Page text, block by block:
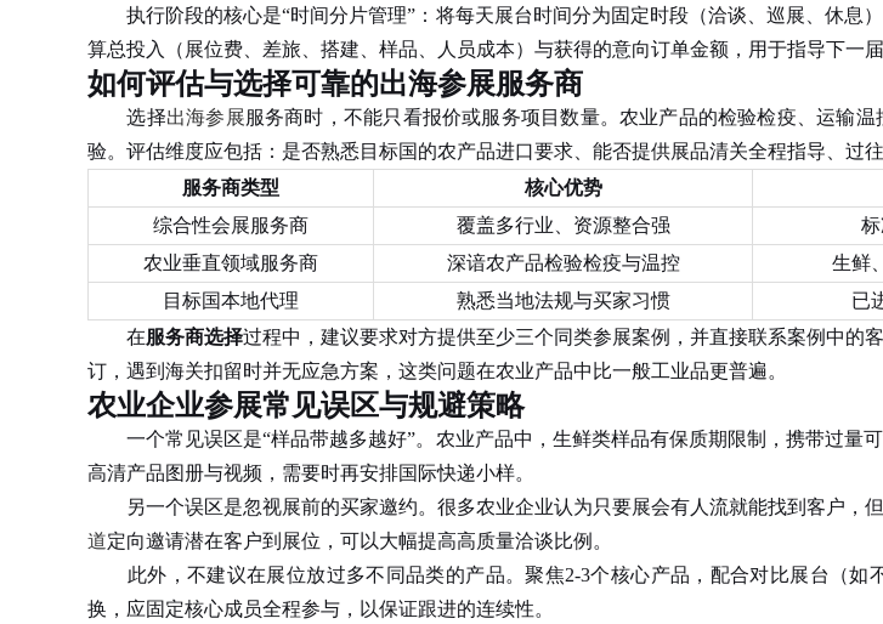
执行阶段的核心是“时间分片管理”：将每天展台时间分为固定时段（洽谈、巡展、休息
算总投入（展位费、差旅、搭建、样品、人员成本）与获得的意向订单金额，用于指导下一届
如何评估与选择可靠的出海参展服务商
选择出海参展服务商时，不能只看报价或服务项目数量。农业产品的检验检疫、运输
验。评估维度应包括：是否熟悉目标国的农产品进口要求、能否提供展品清关全程指导、过
服务商类型
核心优势
综合性会展服务商
覆盖多行业、资源整合强
农业垂直领域服务商
深谙农产品检验检疫与温控 生鲜
目标国本地代理
熟悉当地法规与买家习惯 已
在服务商选择过程中，建议要求对方提供至少三个同类参展案例，并直接联系案例中
订，遇到海关扣留时并无应急方案，这类问题在农业产品中比一般工业品更普遍。
农业企业参展常见误区与规避策略
一个常见误区是“样品带越多越好”。农业产品中，生鲜类样品有保质期限制，携带过量
高清产品图册与视频，需要时再安排国际快递小样。
另一个误区是忽视展前的买家邀约。很多农业企业认为只要展会有人流就能找到客户，
道定向邀请潜在客户到展位，可以大幅提高高质量洽谈比例。
此外，不建议在展位放过多不同品类的产品。聚焦2-3个核心产品，配合对比展台（如
换，应固定核心成员全程参与，以保证跟进的连续性。